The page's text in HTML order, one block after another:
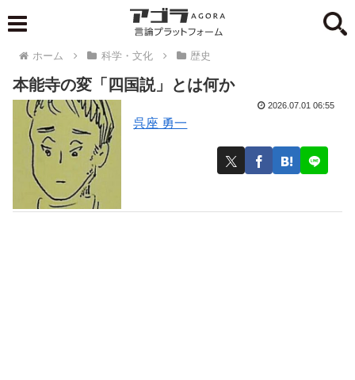
ホーム 科学・文化 歴史
本能寺の変「四国説」とは何か
呉座 勇一
2026.07.01 06:55